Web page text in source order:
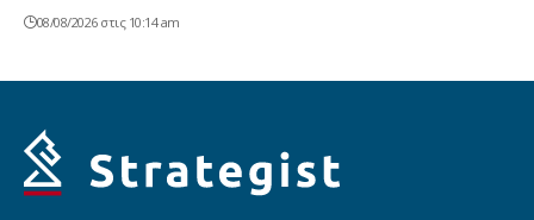
08/08/2026 στις 10:14 am